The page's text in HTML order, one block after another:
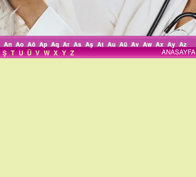
An Ao Aö Ap Aq Ar As Aş At Au Aü Av Aw Ax Ay Az
Ş T U Ü V W X Y Z ANASAYFA